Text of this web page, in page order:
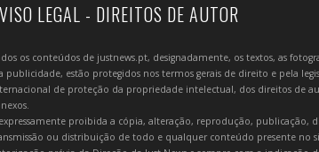
LEGAL - DIREITOS DE AUTOR
os conteúdos de justnews.pt, designadamente, os textos, as
publicidade, estão protegidos nos termos gerais de direito e pela
de proteção da propriedade intelectual, dos direitos de
proibida a cópia, alteração, reprodução, publicação,
ou distribuição de todo e qualquer conteúdo presente no